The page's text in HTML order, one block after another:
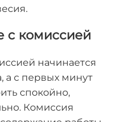
с комиссией
начинается
а с первых минут
спокойно,
Комиссия